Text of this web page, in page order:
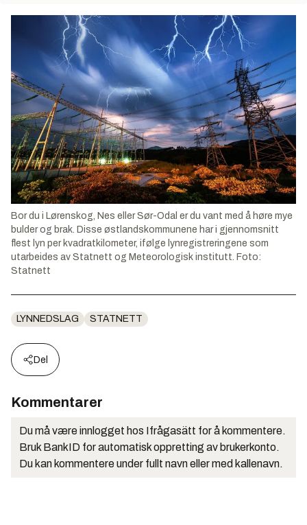
Bor du i Lørenskog, Nes eller Sør-Odal er du vant med å høre mye
bulder og brak. Disse østlandskommunene har i gjennomsnitt
flest lyn per kvadratkilometer, ifølge lynregistreringene som
utarbeides av Statnett og Meteorologisk institutt. Foto:
Statnett
LYNNEDSLAG STATNETT
Del
Kommentarer
Du må være innlogget hos Ifrågasätt for å kommentere.
Bruk BankID for automatisk oppretting av brukerkonto.
Du kan kommentere under fullt navn eller med kallenavn.